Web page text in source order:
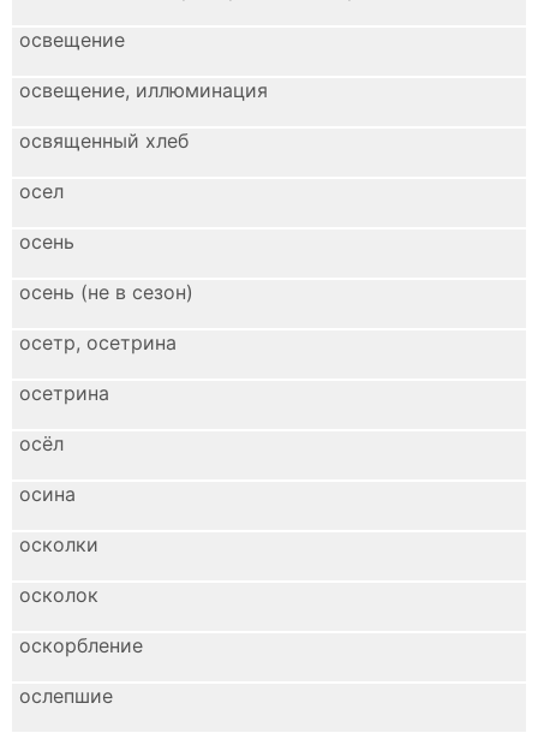
освещение
освещение, иллюминация
освященный хлеб
осел
осень
осень (не в сезон)
осетр, осетрина
осетрина
осёл
осина
осколки
осколок
оскорбление
ослепшие